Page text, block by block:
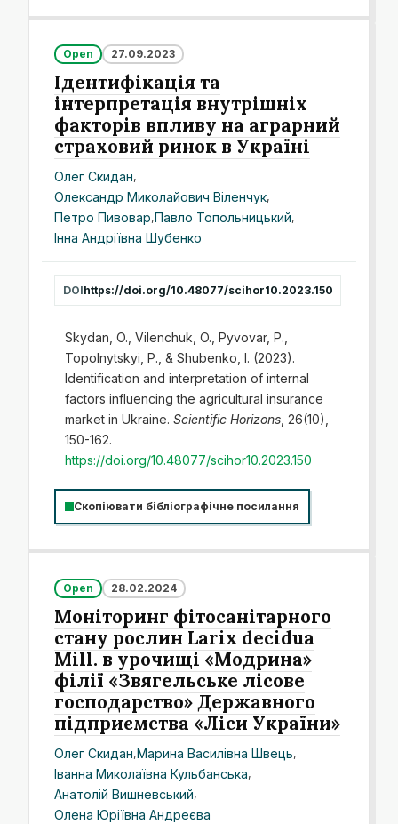
Open 27.09.2023
Ідентифікація та
інтерпретація внутрішніх
факторів впливу на аграрний
страховий ринок в Україні
Олег Скидан,
Олександр Миколайович Віленчук,
Петро Пивовар,Павло Топольницький,
Інна Андріївна Шубенко
DOIhttps://doi.org/10.48077/scihor10.2023.150
Skydan, O., Vilenchuk, O., Pyvovar, P.,
Topolnytskyi, P., & Shubenko, I. (2023).
Identification and interpretation of internal
factors influencing the agricultural insurance
market in Ukraine. Scientific Horizons, 26(10),
150-162.
https://doi.org/10.48077/scihor10.2023.150
Скопіювати бібліографічне посилання
Open 28.02.2024
Моніторинг фітосанітарного
стану рослин Larix decidua
Mill. в урочищі «Модрина»
філії «Звягельське лісове
господарство» Державного
підприємства «Ліси України»
Олег Скидан,Марина Василівна Швець,
Іванна Миколаївна Кульбанська,
Анатолій Вишневський,
Олена Юріївна Андреєва